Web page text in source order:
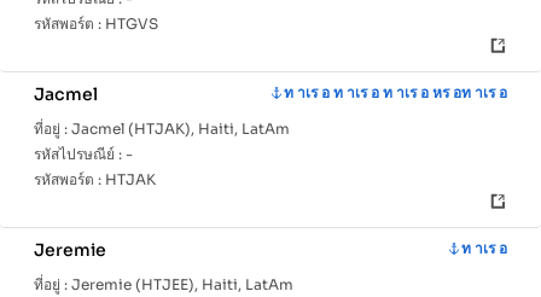
รหัสพอร์ต : HTGVS
Jacmel
ท าเร อ ท าเร อ ท าเร อ หร อท าเร อ
ที่อยู่ : Jacmel (HTJAK), Haiti, LatAm
รหัสไปรษณีย์ : -
รหัสพอร์ต : HTJAK
Jeremie
ท าเร อ
ที่อยู่ : Jeremie (HTJEE), Haiti, LatAm